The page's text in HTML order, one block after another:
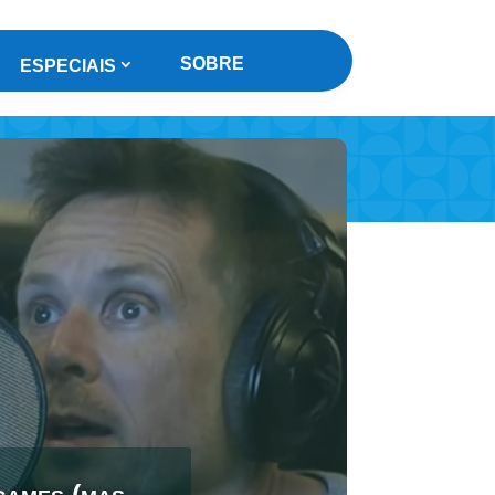
ESPECIAIS SOBRE